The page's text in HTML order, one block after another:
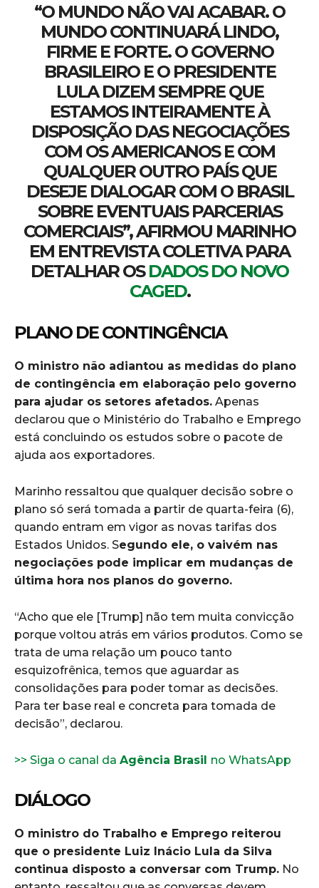
“O MUNDO NÃO VAI ACABAR. O
MUNDO CONTINUARÁ LINDO,
FIRME E FORTE. O GOVERNO
BRASILEIRO E O PRESIDENTE
LULA DIZEM SEMPRE QUE
ESTAMOS INTEIRAMENTE À
DISPOSIÇÃO DAS NEGOCIAÇÕES
COM OS AMERICANOS E COM
QUALQUER OUTRO PAÍS QUE
DESEJE DIALOGAR COM O BRASIL
SOBRE EVENTUAIS PARCERIAS
COMERCIAIS”, AFIRMOU MARINHO
EM ENTREVISTA COLETIVA PARA
DETALHAR OSDADOS DO NOVO
CAGED.
PLANO DE CONTINGÊNCIA
O ministro não adiantou as medidas do plano
de contingência em elaboração pelo governo
para ajudar os setores afetados. Apenas
declarou que o Ministério do Trabalho e Emprego
está concluindo os estudos sobre o pacote de
ajuda aos exportadores.
Marinho ressaltou que qualquer decisão sobre o
plano só será tomada a partir de quarta-feira (6),
quando entram em vigor as novas tarifas dos
Estados Unidos. Segundo ele, o vaivém nas
negociações pode implicar em mudanças de
última hora nos planos do governo.
“Acho que ele [Trump] não tem muita convicção
porque voltou atrás em vários produtos. Como se
trata de uma relação um pouco tanto
esquizofrênica, temos que aguardar as
consolidações para poder tomar as decisões.
Para ter base real e concreta para tomada de
decisão”, declarou.
>> Siga o canal da Agência Brasil no WhatsApp
DIÁLOGO
O ministro do Trabalho e Emprego reiterou
que o presidente Luiz Inácio Lula da Silva
continua disposto a conversar com Trump. No